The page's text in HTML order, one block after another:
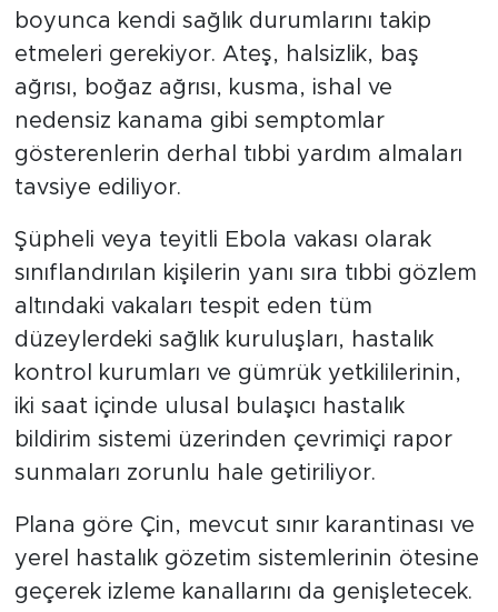
boyunca kendi sağlık durumlarını takip
etmeleri gerekiyor. Ateş, halsizlik, baş
ağrısı, boğaz ağrısı, kusma, ishal ve
nedensiz kanama gibi semptomlar
gösterenlerin derhal tıbbi yardım almaları
tavsiye ediliyor.
Şüpheli veya teyitli Ebola vakası olarak
sınıflandırılan kişilerin yanı sıra tıbbi gözlem
altındaki vakaları tespit eden tüm
düzeylerdeki sağlık kuruluşları, hastalık
kontrol kurumları ve gümrük yetkililerinin,
iki saat içinde ulusal bulaşıcı hastalık
bildirim sistemi üzerinden çevrimiçi rapor
sunmaları zorunlu hale getiriliyor.
Plana göre Çin, mevcut sınır karantinası ve
yerel hastalık gözetim sistemlerinin ötesine
geçerek izleme kanallarını da genişletecek.